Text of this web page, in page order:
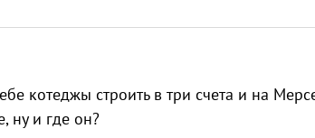
котеджы строить в три счета и на
ну и где он?